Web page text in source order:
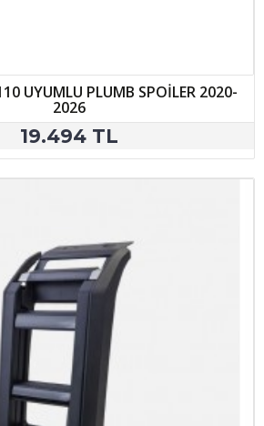
UYUMLU PLUMB SPOİLER 2020-
2026
19.494 TL